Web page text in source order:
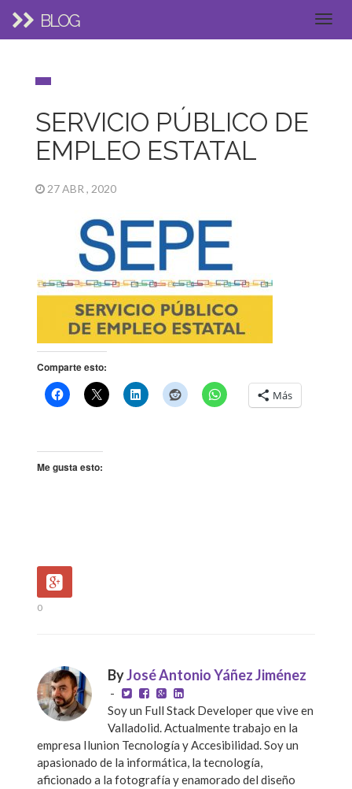
BLOG
SERVICIO PÚBLICO DE
EMPLEO ESTATAL
27 ABR , 2020
Comparte esto:
Más
Me gusta esto:
0
ByJosé Antonio Yáñez Jiménez
-
Soy un Full Stack Developer que vive en
Valladolid. Actualmente trabajo en la
empresa Ilunion Tecnología y Accesibilidad. Soy un
apasionado de la informática, la tecnología,
aficionado a la fotografía y enamorado del diseño